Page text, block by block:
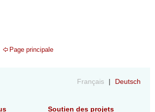
Page principale
Français
Deutsch
Soutien des projets